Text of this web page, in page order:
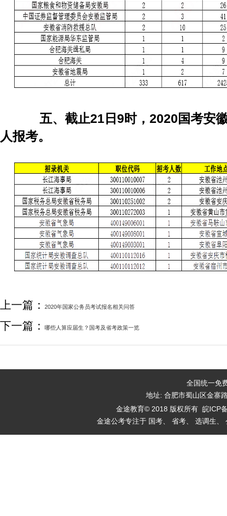
五、截止21日9时，2020国考安徽
人报考。
上一篇： 2020年国家公务员考试报名相关问答
下一篇： 哪些人算应届生？国考及省考政策一览
全国统一免
地址: 合肥市蜀山区金寨
金途教育© 2018 版权所有 皖ICP
金途公考专注于 国考、 省考、 选调生